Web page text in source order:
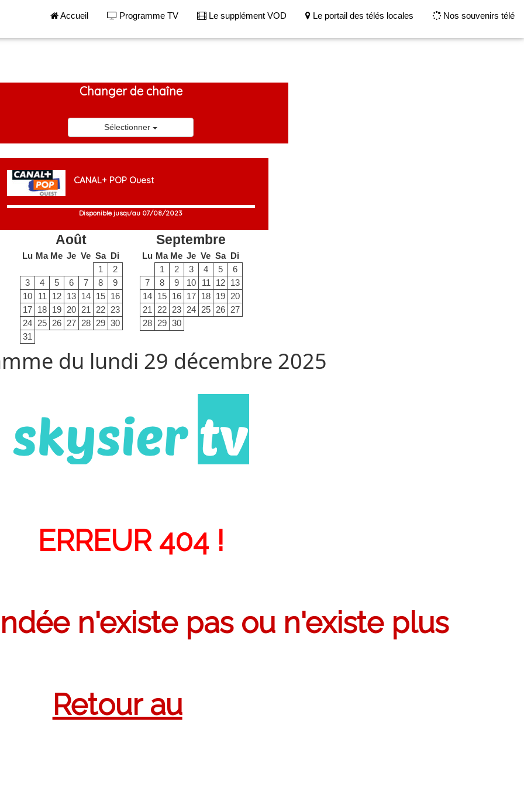
Accueil Programme TV Le supplément VOD Le portail des télés locales Nos souvenirs télé
Changer de chaîne
Sélectionner
CANAL+ POP Ouest
Disponible jusqu'au 07/08/2023
Août
Lu Ma Me Je Ve Sa Di
1
2
3
4 5 6 7 8
9
10
11 12 13 14 15 16
17 18 19 20 21 22 23
24 25 26 27 28 29 30
31
Septembre
Lu Ma Me Je Ve Sa Di
1
2 3 4 5
6
7
8 9 10 11 12 13
14 15 16 17 18 19 20
21
22 23 24 25 26 27
28 29 30
du lundi 29 décembre 2025